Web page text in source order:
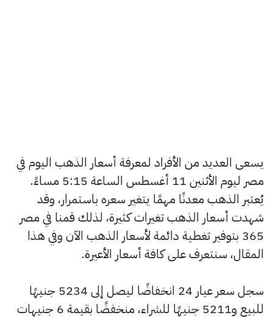
يسعى العديد من الأفراد لمعرفة أسعار الذهب اليوم في
مصر ليوم الأثنين 11 أغسطس الساعة 5:15 مساءً.
يُعتبر الذهب معدنًا مهمًا يتغير سعره باستمرار، وقد
شهدت أسعار الذهب تغيرات كثيرة، لذلك قمنا في مصر
365 بتوفير تغطية دائمة لأسعار الذهب الآن وفي هذا
المقال، سنتعرف على كافة أسعار الأعيرة.
سجل سعر عيار 24 انخفاضًا ليصل إلى 5234 جنيهًا
للبيع و5211 جنيهًا للشراء، منخفضًا بقيمة 6 جنيهات